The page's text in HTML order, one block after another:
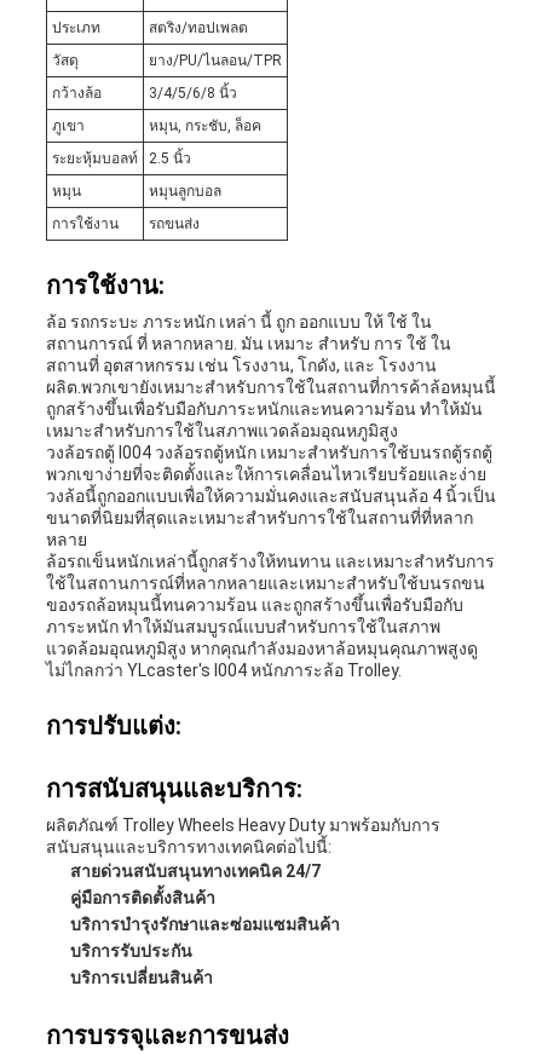
ประเภท
สตริง/ทอปเพลต
วัสดุ
ยาง/PU/ไนลอน/TPR
กว้างล้อ
3/4/5/6/8 นิ้ว
ภูเขา
หมุน, กระชับ, ล็อค
ระยะหุ้มบอลท์
2.5 นิ้ว
หมุน
หมุนลูกบอล
การใช้งาน
รถขนส่ง
การใช้งาน:
ล้อ รถกระบะ ภาระหนัก เหล่า นี้ ถูก ออกแบบ ให้ ใช้ ใน
สถานการณ์ ที่ หลากหลาย. มัน เหมาะ สําหรับ การ ใช้ ใน
สถานที่ อุตสาหกรรม เช่น โรงงาน, โกดัง, และ โรงงาน
ผลิต.พวกเขายังเหมาะสําหรับการใช้ในสถานที่การค้าล้อหมุนนี้
ถูกสร้างขึ้นเพื่อรับมือกับภาระหนักและทนความร้อน ทําให้มัน
เหมาะสําหรับการใช้ในสภาพแวดล้อมอุณหภูมิสูง
วงล้อรถตู้ I004 วงล้อรถตู้หนัก เหมาะสําหรับการใช้บนรถตู้รถตู้
พวกเขาง่ายที่จะติดตั้งและให้การเคลื่อนไหวเรียบร้อยและง่าย
วงล้อนี้ถูกออกแบบเพื่อให้ความมั่นคงและสนับสนุนล้อ 4 นิ้วเป็น
ขนาดที่นิยมที่สุดและเหมาะสําหรับการใช้ในสถานที่ที่หลาก
หลาย
ล้อรถเข็นหนักเหล่านี้ถูกสร้างให้ทนทาน และเหมาะสําหรับการ
ใช้ในสถานการณ์ที่หลากหลายและเหมาะสําหรับใช้บนรถขน
ของรถล้อหมุนนี้ทนความร้อน และถูกสร้างขึ้นเพื่อรับมือกับ
ภาระหนัก ทําให้มันสมบูรณ์แบบสําหรับการใช้ในสภาพ
แวดล้อมอุณหภูมิสูง หากคุณกําลังมองหาล้อหมุนคุณภาพสูงดู
ไม่ไกลกว่า YLcaster's I004 หนักภาระล้อ Trolley.
การปรับแต่ง:
การสนับสนุนและบริการ:
ผลิตภัณฑ์ Trolley Wheels Heavy Duty มาพร้อมกับการ
สนับสนุนและบริการทางเทคนิคต่อไปนี้:
สายด่วนสนับสนุนทางเทคนิค 24/7
คู่มือการติดตั้งสินค้า
บริการบํารุงรักษาและซ่อมแซมสินค้า
บริการรับประกัน
บริการเปลี่ยนสินค้า
การบรรจุและการขนส่ง